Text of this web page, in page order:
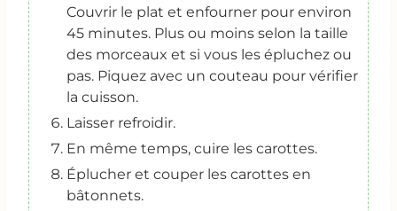
Couvrir le plat et enfourner pour environ
45 minutes. Plus ou moins selon la taille
des morceaux et si vous les épluchez ou
pas. Piquez avec un couteau pour vérifier
la cuisson.
Laisser refroidir.
En même temps, cuire les carottes.
Éplucher et couper les carottes en
bâtonnets.